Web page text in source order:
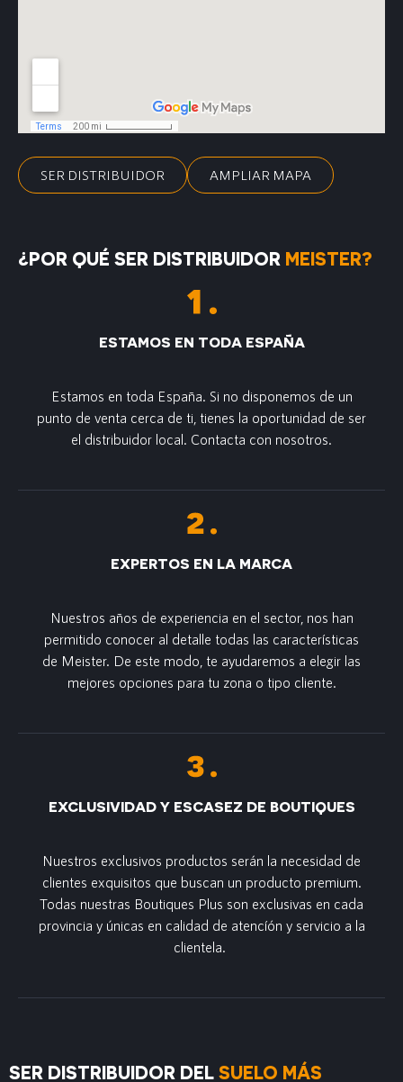
SER DISTRIBUIDOR AMPLIAR MAPA
¿POR QUÉ SER DISTRIBUIDOR MEISTER?
ESTAMOS EN TODA ESPAÑA
Estamos en toda España. Si no disponemos de un
punto de venta cerca de ti, tienes la oportunidad de ser
el distribuidor local. Contacta con nosotros.
EXPERTOS EN LA MARCA
Nuestros años de experiencia en el sector, nos han
permitido conocer al detalle todas las características
de Meister. De este modo, te ayudaremos a elegir las
mejores opciones para tu zona o tipo cliente.
EXCLUSIVIDAD Y ESCASEZ DE BOUTIQUES
Nuestros exclusivos productos serán la necesidad de
clientes exquisitos que buscan un producto premium.
Todas nuestras Boutiques Plus son exclusivas en cada
provincia y únicas en calidad de atencíón y servicio a la
clientela.
SER DISTRIBUIDOR DEL SUELO MÁS